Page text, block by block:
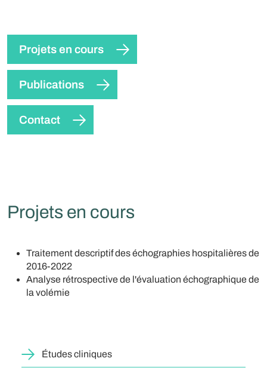
Projets en cours
Publications
Contact
Projets en cours
Traitement descriptif des échographies hospitalières de
2016-2022
Analyse rétrospective de l'évaluation échographique de
la volémie
Études cliniques